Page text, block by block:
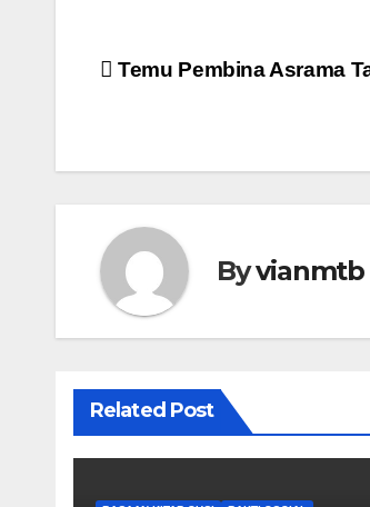
Post
Temu Pembina Asrama
Byvianmtb
Related Post